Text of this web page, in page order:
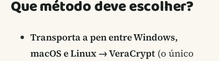
Que método deve escolher?
Transporta a pen entre Windows,
macOS e Linux → VeraCrypt (o único